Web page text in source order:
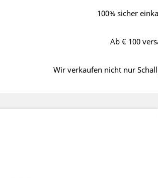
100% sicher
Ab € 100
Wir verkaufen nicht nur